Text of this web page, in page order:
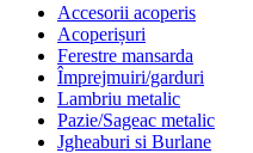
Accesorii acoperis
Acoperișuri
Ferestre mansarda
Împrejmuiri/garduri
Lambriu metalic
Pazie/Sageac metalic
Jgheaburi si Burlane